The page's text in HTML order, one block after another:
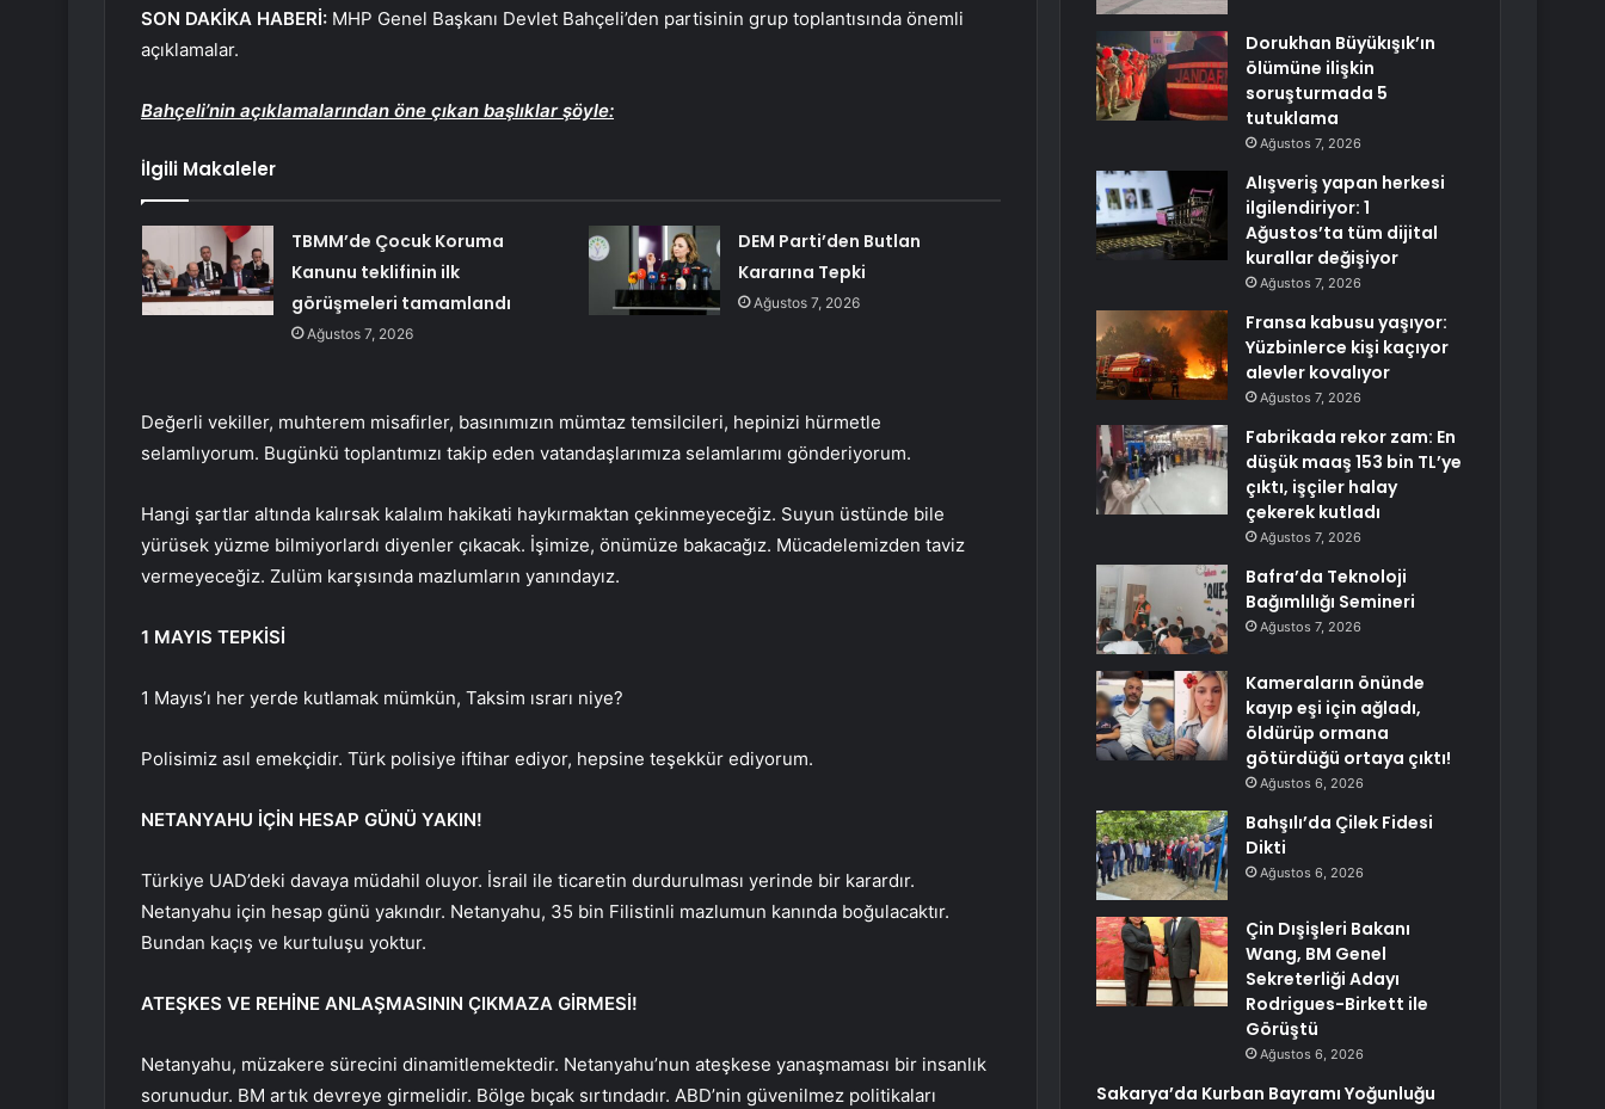
SON DAKİKA HABERİ: MHP Genel Başkanı Devlet Bahçeli’den partisinin grup toplantısında önemli
açıklamalar.
Bahçeli’nin açıklamalarından öne çıkan başlıklar şöyle:
İlgili Makaleler
TBMM’de Çocuk Koruma
Kanunu teklifinin ilk
görüşmeleri tamamlandı
Ağustos 7, 2026
DEM Parti’den Butlan
Kararına Tepki
Ağustos 7, 2026
Değerli vekiller, muhterem misafirler, basınımızın mümtaz temsilcileri, hepinizi hürmetle
selamlıyorum. Bugünkü toplantımızı takip eden vatandaşlarımıza selamlarımı gönderiyorum.
Hangi şartlar altında kalırsak kalalım hakikati haykırmaktan çekinmeyeceğiz. Suyun üstünde bile
yürüsek yüzme bilmiyorlardı diyenler çıkacak. İşimize, önümüze bakacağız. Mücadelemizden taviz
vermeyeceğiz. Zulüm karşısında mazlumların yanındayız.
1 MAYIS TEPKİSİ
1 Mayıs’ı her yerde kutlamak mümkün, Taksim ısrarı niye?
Polisimiz asıl emekçidir. Türk polisiye iftihar ediyor, hepsine teşekkür ediyorum.
NETANYAHU İÇİN HESAP GÜNÜ YAKIN!
Türkiye UAD’deki davaya müdahil oluyor. İsrail ile ticaretin durdurulması yerinde bir karardır.
Netanyahu için hesap günü yakındır. Netanyahu, 35 bin Filistinli mazlumun kanında boğulacaktır.
Bundan kaçış ve kurtuluşu yoktur.
ATEŞKES VE REHİNE ANLAŞMASININ ÇIKMAZA GİRMESİ!
Netanyahu, müzakere sürecini dinamitlemektedir. Netanyahu’nun ateşkese yanaşmaması bir insanlık
sorunudur. BM artık devreye girmelidir. Bölge bıçak sırtındadır. ABD’nin güvenilmez politikaları
Dorukhan Büyükışık’ın
ölümüne ilişkin
soruşturmada 5
tutuklama
Ağustos 7, 2026
Alışveriş yapan herkesi
ilgilendiriyor: 1
Ağustos’ta tüm dijital
kurallar değişiyor
Ağustos 7, 2026
Fransa kabusu yaşıyor:
Yüzbinlerce kişi kaçıyor
alevler kovalıyor
Ağustos 7, 2026
Fabrikada rekor zam: En
düşük maaş 153 bin TL’ye
çıktı, işçiler halay
çekerek kutladı
Ağustos 7, 2026
Bafra’da Teknoloji
Bağımlılığı Semineri
Ağustos 7, 2026
Kameraların önünde
kayıp eşi için ağladı,
öldürüp ormana
götürdüğü ortaya çıktı!
Ağustos 6, 2026
Bahşılı’da Çilek Fidesi
Dikti
Ağustos 6, 2026
Çin Dışişleri Bakanı
Wang, BM Genel
Sekreterliği Adayı
Rodrigues-Birkett ile
Görüştü
Ağustos 6, 2026
Sakarya’da Kurban Bayramı Yoğunluğu